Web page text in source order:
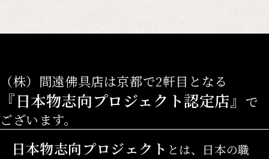
（株）間遠佛具店は京都で2軒目となる
『日本物志向プロジェクト認定店』 で
ございます。
日本物志向プロジェクト とは、日本の職